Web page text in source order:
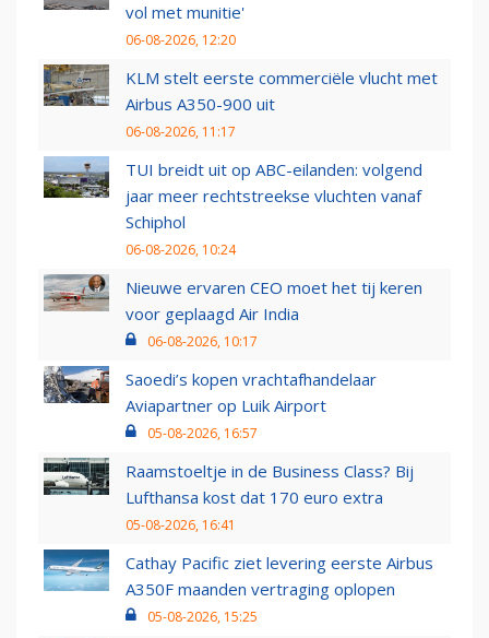
vol met munitie'
06-08-2026, 12:20
KLM stelt eerste commerciële vlucht met
Airbus A350-900 uit
06-08-2026, 11:17
TUI breidt uit op ABC-eilanden: volgend
jaar meer rechtstreekse vluchten vanaf
Schiphol
06-08-2026, 10:24
Nieuwe ervaren CEO moet het tij keren
voor geplaagd Air India
06-08-2026, 10:17
Saoedi’s kopen vrachtafhandelaar
Aviapartner op Luik Airport
05-08-2026, 16:57
Raamstoeltje in de Business Class? Bij
Lufthansa kost dat 170 euro extra
05-08-2026, 16:41
Cathay Pacific ziet levering eerste Airbus
A350F maanden vertraging oplopen
05-08-2026, 15:25